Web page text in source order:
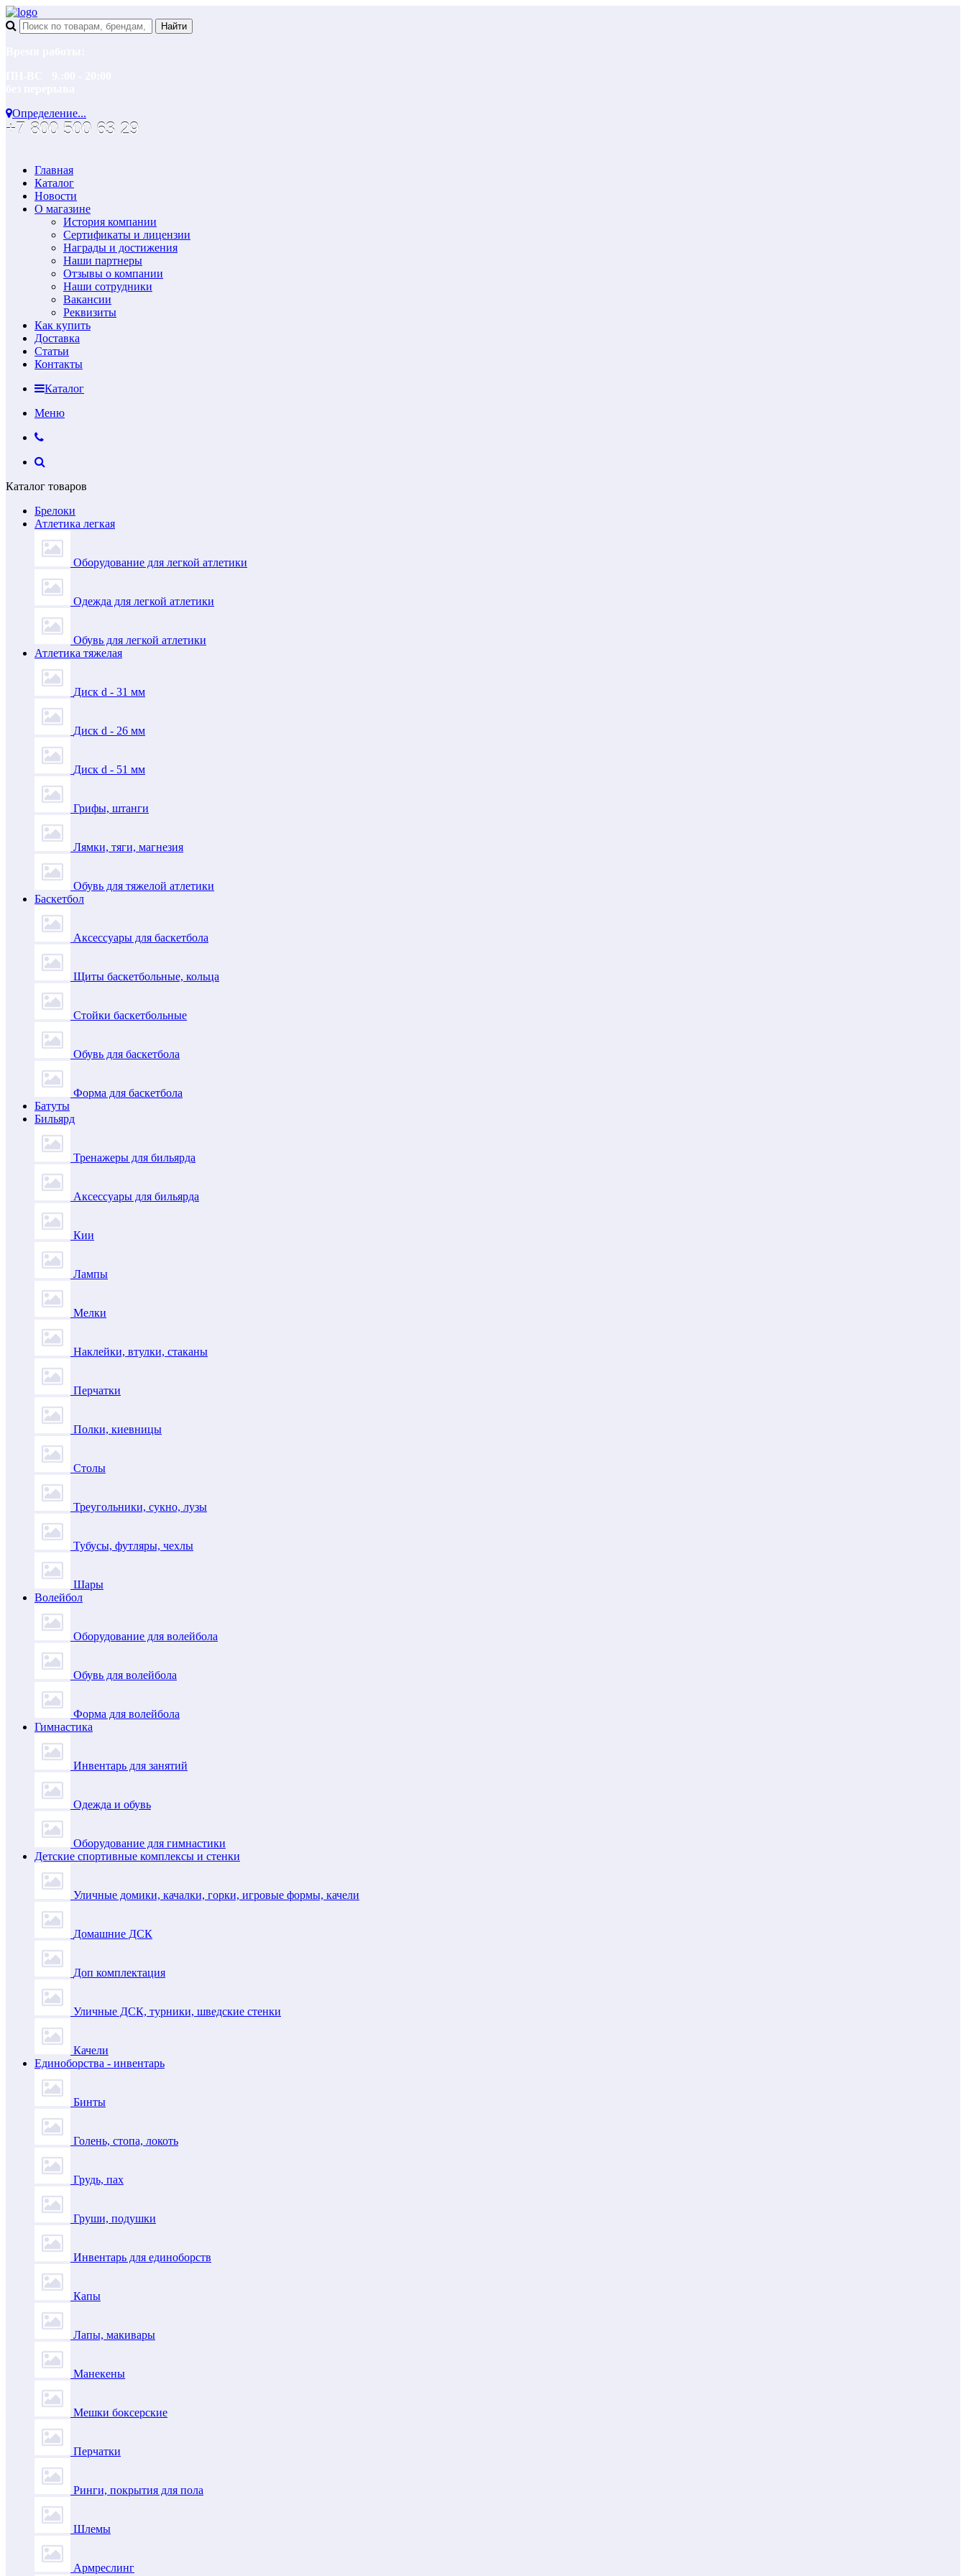
Определение...
+7 800 500 63 29
Главная
Каталог
Новости
О магазине
История компании
Сертификаты и лицензии
Награды и достижения
Наши партнеры
Отзывы о компании
Наши сотрудники
Вакансии
Реквизиты
Как купить
Доставка
Статьи
Контакты
Каталог
Меню
Каталог товаров
Брелоки
Атлетика легкая
Оборудование для легкой атлетики
Одежда для легкой атлетики
Обувь для легкой атлетики
Атлетика тяжелая
Диск d - 31 мм
Диск d - 26 мм
Диск d - 51 мм
Грифы, штанги
Лямки, тяги, магнезия
Обувь для тяжелой атлетики
Баскетбол
Аксессуары для баскетбола
Щиты баскетбольные, кольца
Стойки баскетбольные
Обувь для баскетбола
Форма для баскетбола
Батуты
Бильярд
Тренажеры для бильярда
Аксессуары для бильярда
Кии
Лампы
Мелки
Наклейки, втулки, стаканы
Перчатки
Полки, киевницы
Столы
Треугольники, сукно, лузы
Тубусы, футляры, чехлы
Шары
Волейбол
Оборудование для волейбола
Обувь для волейбола
Форма для волейбола
Гимнастика
Инвентарь для занятий
Одежда и обувь
Оборудование для гимнастики
Детские спортивные комплексы и стенки
Уличные домики, качалки, горки, игровые формы, качели
Домашние ДСК
Доп комплектация
Уличные ДСК, турники, шведские стенки
Качели
Единоборства - инвентарь
Бинты
Голень, стопа, локоть
Грудь, пах
Груши, подушки
Инвентарь для единоборств
Капы
Лапы, макивары
Манекены
Мешки боксерские
Перчатки
Ринги, покрытия для пола
Шлемы
Армреслинг